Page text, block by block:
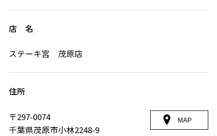
店 名
ステーキ宮 茂原店
住所
MAP
〒297-0074
千葉県茂原市小林2248-9